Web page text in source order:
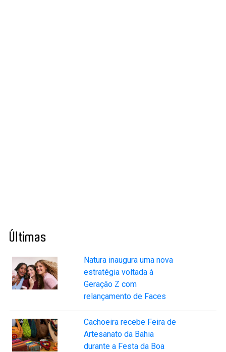
Últimas
Natura inaugura uma nova
estratégia voltada à
Geração Z com
relançamento de Faces
Cachoeira recebe Feira de
Artesanato da Bahia
durante a Festa da Boa